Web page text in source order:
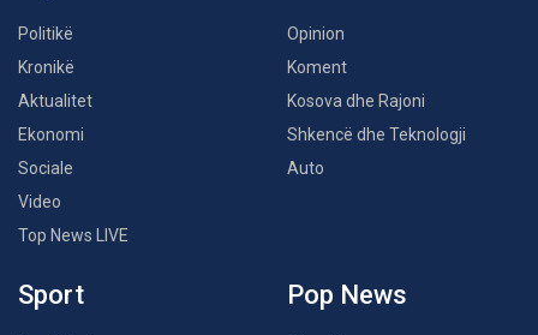
Politikë
Kronikë
Aktualitet
Ekonomi
Sociale
Video
Top News LIVE
Opinion
Koment
Kosova dhe Rajoni
Shkencë dhe Teknologji
Auto
Sport Pop News